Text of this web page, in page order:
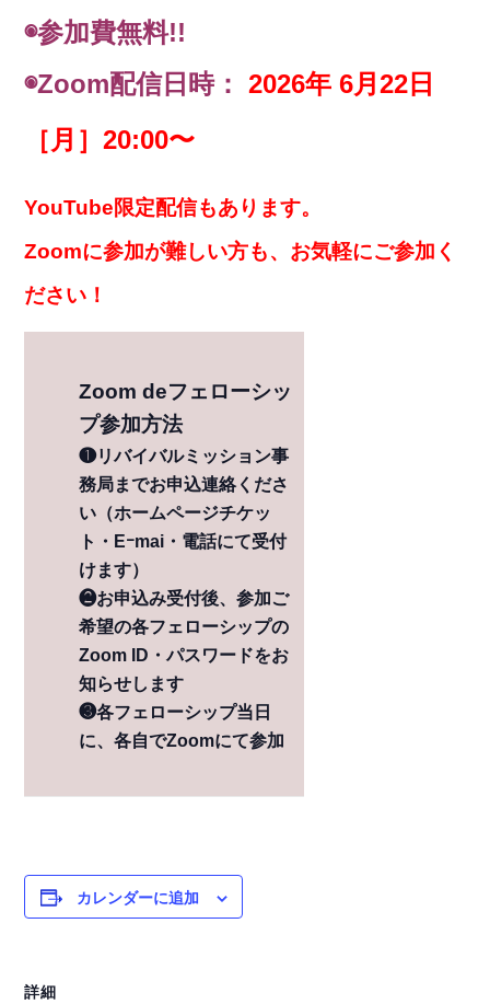
◉参加費無料!!
◉Zoom配信日時：2026年 6月22日
［月］20:00〜
YouTube限定配信もあります。
Zoomに参加が難しい方も、お気軽にご参加く
ださい！
Zoom deフェローシッ
プ参加方法
❶リバイバルミッション事
務局までお申込連絡くださ
い（ホームページチケッ
ト・Eｰmai・電話にて受付
けます）
❷お申込み受付後、参加ご
希望の各フェローシップの
Zoom ID・パスワードをお
知らせします
❸各フェローシップ当日
に、各自でZoomにて参加
カレンダーに追加
詳細